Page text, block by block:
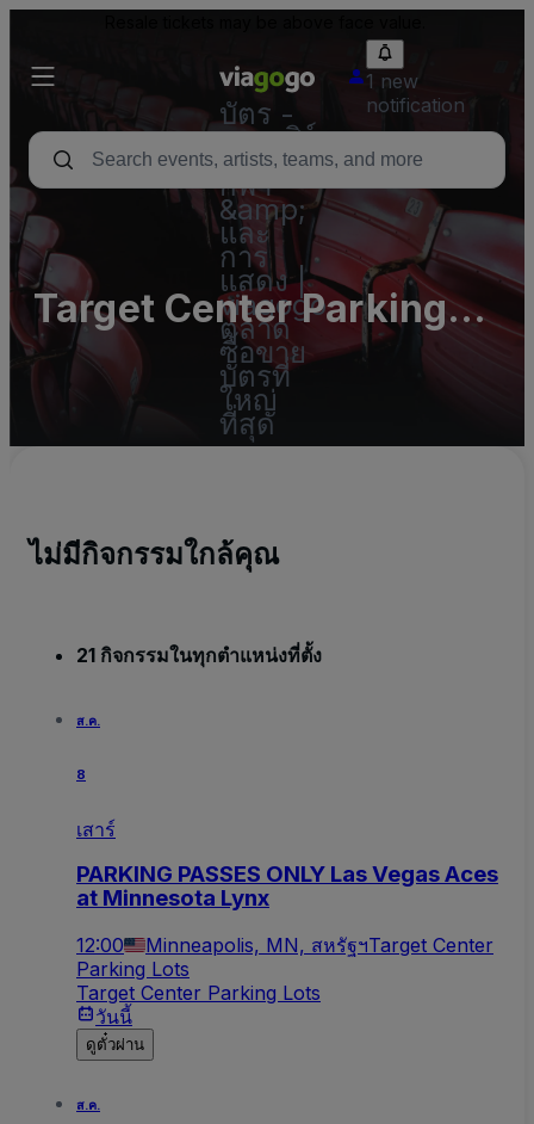
บัตร -
คอนเสิร์ต
บัตร
กีฬา
&amp;
และ
การ
แสดง |
viagogo
ตลาด
ซื้อขาย
บัตรที่
ใหญ่
ที่สุด
1 new
notification
Target Center Parking
Lots
ไม่มีกิจกรรมใกล้คุณ
21 กิจกรรมในทุกตำแหน่งที่ตั้ง
ส.ค.
8
เสาร์
PARKING PASSES ONLY Las Vegas Aces
at Minnesota Lynx
12:00 Minneapolis, MN, สหรัฐฯTarget Center
Parking Lots
Target Center Parking Lots
วันนี้
ดูตั๋วผ่าน
ส.ค.